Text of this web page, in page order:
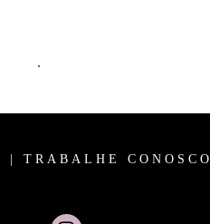
.
TRABALHE CONOSCO